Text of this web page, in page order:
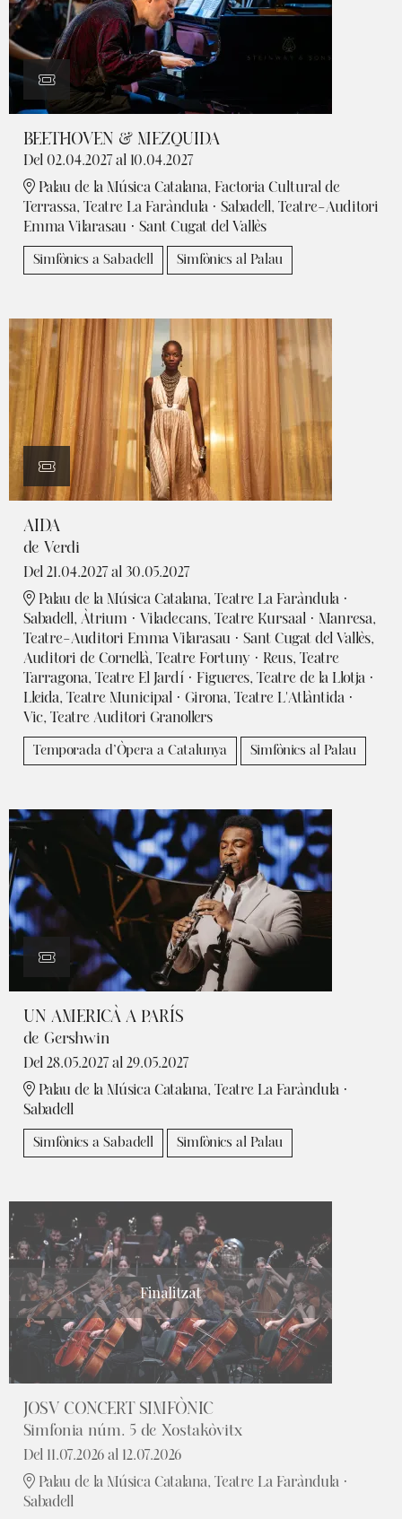
BEETHOVEN & MEZQUIDA
Del 02.04.2027 al 10.04.2027
Palau de la Música Catalana, Factoria Cultural de
Terrassa, Teatre La Faràndula · Sabadell, Teatre-Auditori
Emma Vilarasau · Sant Cugat del Vallès
Simfònics a Sabadell Simfònics al Palau
AIDA
de Verdi
Del 21.04.2027 al 30.05.2027
Palau de la Música Catalana, Teatre La Faràndula ·
Sabadell, Àtrium · Viladecans, Teatre Kursaal · Manresa,
Teatre-Auditori Emma Vilarasau · Sant Cugat del Vallès,
Auditori de Cornellà, Teatre Fortuny · Reus, Teatre
Tarragona, Teatre El Jardí · Figueres, Teatre de la Llotja ·
Lleida, Teatre Municipal · Girona, Teatre L'Atlàntida ·
Vic, Teatre Auditori Granollers
Temporada d’Òpera a Catalunya Simfònics al Palau
UN AMERICÀ A PARÍS
de Gershwin
Del 28.05.2027 al 29.05.2027
Palau de la Música Catalana, Teatre La Faràndula ·
Sabadell
Simfònics a Sabadell Simfònics al Palau
Finalitzat
JOSV CONCERT SIMFÒNIC
Simfonia núm. 5 de Xostakòvitx
Del 11.07.2026 al 12.07.2026
Palau de la Música Catalana, Teatre La Faràndula ·
Sabadell